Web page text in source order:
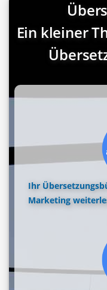
Ein kleiner
Ihr
Marketing